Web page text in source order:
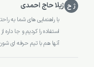
ژ ح ژیلا حاج احمدی
با راهنمایی های شما به
استفاده را کردیم و جا
آنها هم با تیم حرفه ای